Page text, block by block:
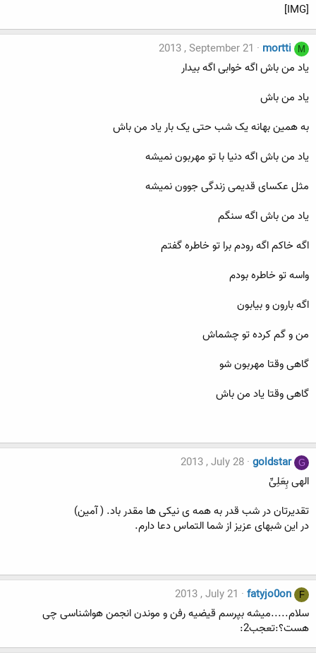
[IMG]
M
mortti
2013 , September 21
یاد من باش اگه خوابی اگه بیدار
یاد من باش
به همین بهانه یک شب حتی یک بار یاد من باش
یاد من باش اگه دنیا با تو مهربون نمیشه
مثل عکسای قدیمی زندگی جوون نمیشه
یاد من باش اگه سنگم
اگه خاکم اگه رودم برا تو خاطره گفتم
واسه تو خاطره بودم
اگه بارون و بیابون
من و گم کرده تو چشماش
گاهی وقتا مهربون شو
گاهی وقتا یاد من باش
G
goldstar
2013 , July 28
الهی بِعَلِیِّ
تقدیرتان در شب قدر به همه ی نیکی ها مقدر باد. ( آمین)
در این شبهای عزیز از شما التماس دعا دارم.
F
fatyjo0on
2013 , July 21
سلام.....میشه بپرسم قیضیه رفن و موندن انجمن هواشناسی چی
هست؟:تعجب2: